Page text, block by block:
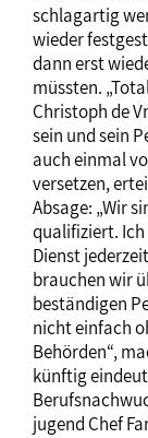
schlagartig
wieder
dann erst
müssten.
Christoph de
sein und sein
auch einmal
versetzen,
Absage: „Wir
qualifiziert. Ich
Dienst
brauchen wir
beständigen
nicht einfach
Behörden“,
künftig
jugend Chef